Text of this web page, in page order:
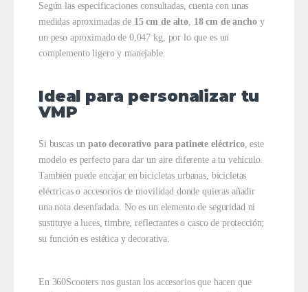
Según las especificaciones consultadas, cuenta con unas
medidas aproximadas de 15 cm de alto, 18 cm de anchoy
un peso aproximado de 0,047 kg, por lo que es un
complemento ligero y manejable.
Ideal para personalizar tu
VMP
Si buscas unpato decorativo para patinete eléctrico, este
modelo es perfecto para dar un aire diferente a tu vehículo.
También puede encajar en bicicletas urbanas, bicicletas
eléctricas o accesorios de movilidad donde quieras añadir
una nota desenfadada. No es un elemento de seguridad ni
sustituye a luces, timbre, reflectantes o casco de protección;
su función es estética y decorativa.
En 360Scooters nos gustan los accesorios que hacen que